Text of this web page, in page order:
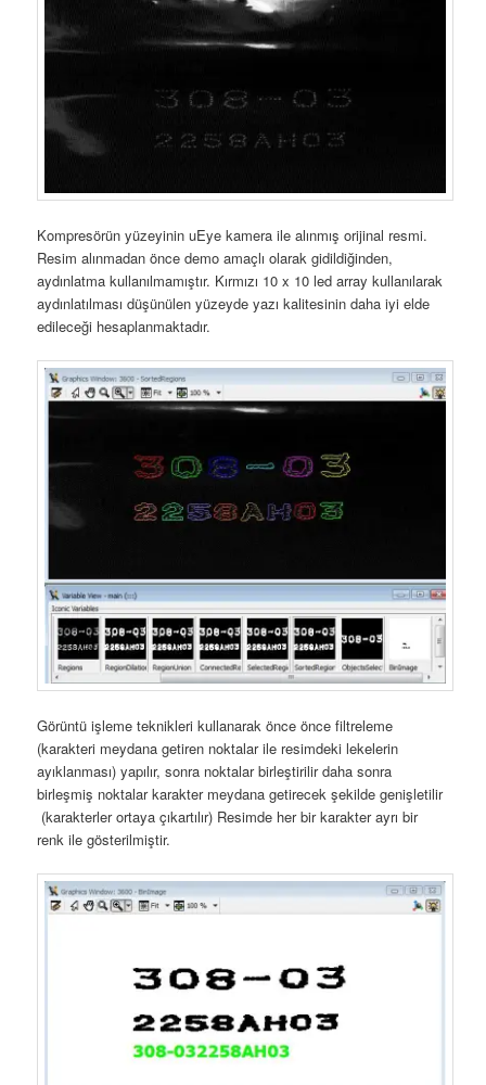
Kompresörün yüzeyinin uEye kamera ile alınmış orijinal resmi.
Resim alınmadan önce demo amaçlı olarak gidildiğinden,
aydınlatma kullanılmamıştır. Kırmızı 10 x 10 led array kullanılarak
aydınlatılması düşünülen yüzeyde yazı kalitesinin daha iyi elde
edileceği hesaplanmaktadır.
Görüntü işleme teknikleri kullanarak önce önce filtreleme
(karakteri meydana getiren noktalar ile resimdeki lekelerin
ayıklanması) yapılır, sonra noktalar birleştirilir daha sonra
birleşmiş noktalar karakter meydana getirecek şekilde genişletilir
(karakterler ortaya çıkartılır) Resimde her bir karakter ayrı bir
renk ile gösterilmiştir.